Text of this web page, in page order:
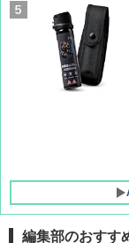
編集部のおすす